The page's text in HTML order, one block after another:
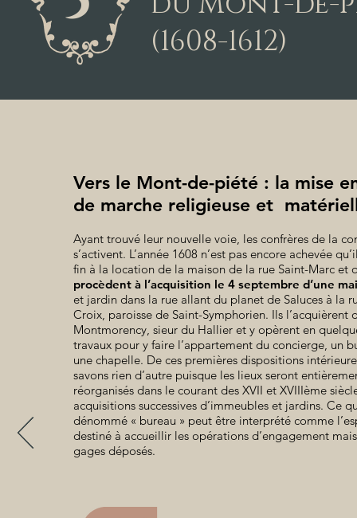
(1608-1612)
Vers le Mont-de-piété : la mise
de marche religieuse et
Ayant trouvé leur nouvelle voie, les confrères de la
s’activent. L’année 1608 n’est pas encore achevée
fin à la location de la maison de la rue Saint-Marc et
procèdent à l’acquisition le 4 septembre d’une
et jardin dans la rue allant du planet de Saluces à la
Croix, paroisse de Saint-Symphorien. Ils l’acquièrent
Montmorency, sieur du Hallier et y opèrent en
travaux pour y faire l’appartement du concierge, un
une chapelle. De ces premières dispositions
savons rien d’autre puisque les lieux seront
réorganisés dans le courant des XVII et XVIIIème
acquisitions successives d’immeubles et jardins. Ce
dénommé « bureau » peut être interprété comme
destiné à accueillir les opérations d’engagement
gages déposés.